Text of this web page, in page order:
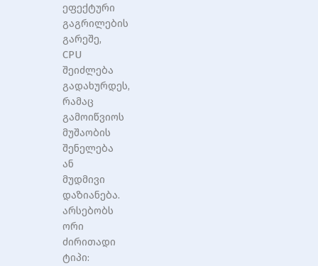
ეფექტური
გაგრილების
გარეშე,
CPU
შეიძლება
გადახურდეს,
რამაც
გამოიწვიოს
მუშაობის
შენელება
ან
მუდმივი
დაზიანება.
არსებობს
ორი
ძირითადი
ტიპი: